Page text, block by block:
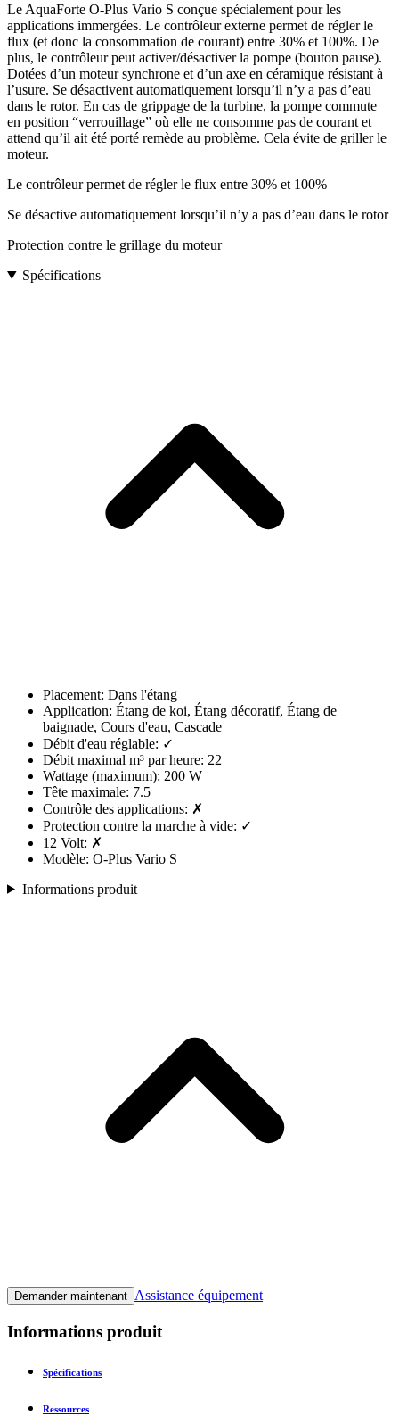
Le AquaForte O-Plus Vario S conçue spécialement pour les
applications immergées. Le contrôleur externe permet de régler le
flux (et donc la consommation de courant) entre 30% et 100%. De
plus, le contrôleur peut activer/désactiver la pompe (bouton pause).
Dotées d’un moteur synchrone et d’un axe en céramique résistant à
l’usure. Se désactivent automatiquement lorsqu’il n’y a pas d’eau
dans le rotor. En cas de grippage de la turbine, la pompe commute
en position “verrouillage” où elle ne consomme pas de courant et
attend qu’il ait été porté remède au problème. Cela évite de griller le
moteur.
Le contrôleur permet de régler le flux entre 30% et 100%
Se désactive automatiquement lorsqu’il n’y a pas d’eau dans le rotor
Protection contre le grillage du moteur
Spécifications
Placement: Dans l'étang
Application: Étang de koi, Étang décoratif, Étang de
baignade, Cours d'eau, Cascade
Débit d'eau réglable: ✓
Débit maximal m³ par heure: 22
Wattage (maximum): 200 W
Tête maximale: 7.5
Contrôle des applications: ✗
Protection contre la marche à vide: ✓
12 Volt: ✗
Modèle: O-Plus Vario S
Informations produit
Demander maintenant Assistance équipement
Informations produit
Spécifications
Ressources